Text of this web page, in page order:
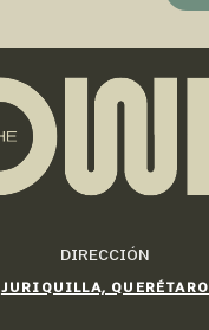
DIRECCIÓN
JURIQUILLA, QUERÉTARO